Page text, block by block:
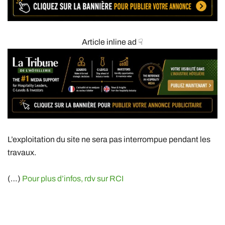
Article inline ad ☟
L’exploitation du site ne sera pas interrompue pendant les
travaux.
(…) Pour plus d’infos, rdv sur RCI